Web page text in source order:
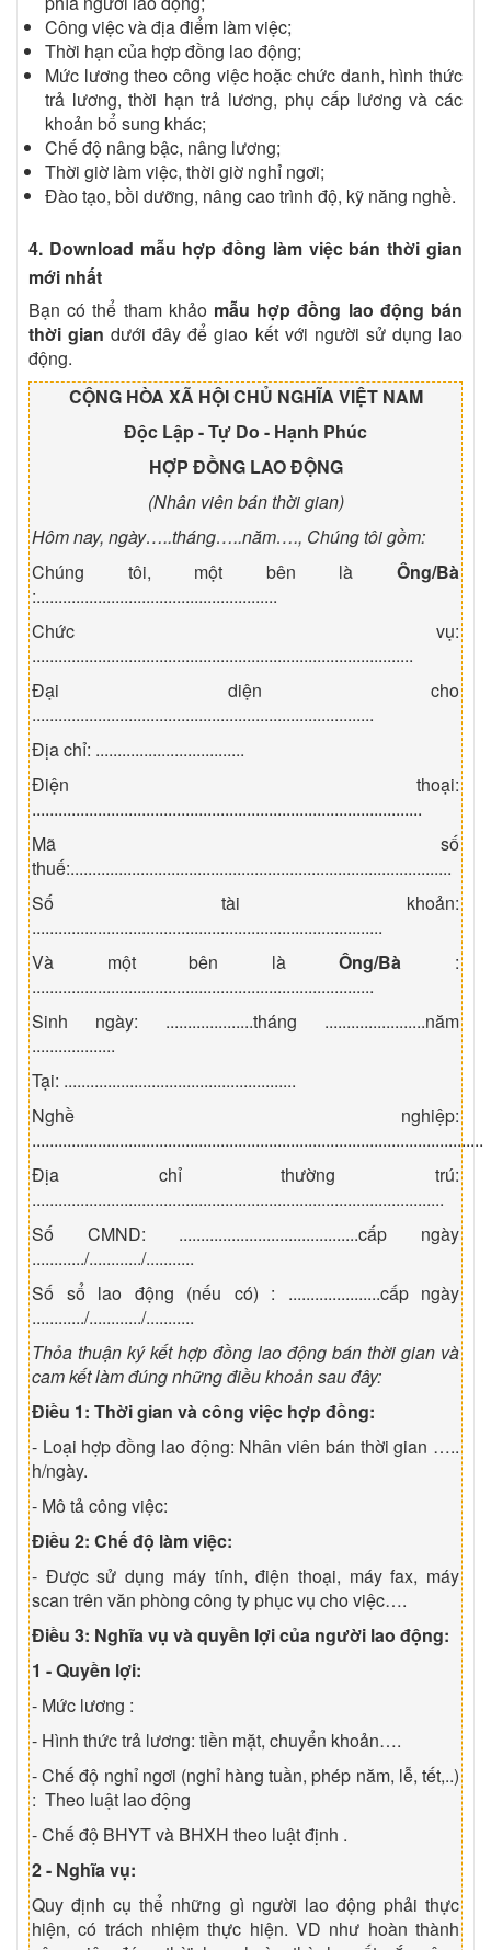
Công việc và địa điểm làm việc;
Thời hạn của hợp đồng lao động;
Mức lương theo công việc hoặc chức danh, hình thức
trả lương, thời hạn trả lương, phụ cấp lương và các
khoản bổ sung khác;
Chế độ nâng bậc, nâng lương;
Thời giờ làm việc, thời giờ nghỉ ngơi;
Đào tạo, bồi dưỡng, nâng cao trình độ, kỹ năng nghề.
4. Download mẫu hợp đồng làm việc bán thời gian
mới nhất
Bạn có thể tham khảo mẫu hợp đồng lao động bán
thời gian dưới đây để giao kết với người sử dụng lao
động.
CỘNG HÒA XÃ HỘI CHỦ NGHĨA VIỆT NAM
Độc Lập - Tự Do - Hạnh Phúc
HỢP ĐỒNG LAO ĐỘNG
(Nhân viên bán thời gian)
Hôm nay, ngày…..tháng…..năm…., Chúng tôi gồm:
Chúng tôi, một bên là Ông/Bà
:.......................................................
Chức vụ:
.......................................................................................
Đại diện cho
..............................................................................
Địa chỉ: ..................................
Điện thoại:
.........................................................................................
Mã số
thuế:.......................................................................................
Số tài khoản:
................................................................................
Và một bên làÔng/Bà :
..............................................................................
Sinh ngày: ....................tháng .......................năm
...................
Tại: .....................................................
Nghề nghiệp:
.......................................................................................................
Địa chỉ thường trú:
..............................................................................................
Số CMND: .........................................cấp ngày
............/............/...........
Số sổ lao động (nếu có) : .....................cấp ngày
............/............/...........
Thỏa thuận ký kết hợp đồng lao động bán thời gian và
cam kết làm đúng những điều khoản sau đây:
Điều 1: Thời gian và công việc hợp đồng:
- Loại hợp đồng lao động: Nhân viên bán thời gian …..
h/ngày.
- Mô tả công việc:
Điều 2: Chế độ làm việc:
- Được sử dụng máy tính, điện thoại, máy fax, máy
scan trên văn phòng công ty phục vụ cho việc….
Điều 3: Nghĩa vụ và quyền lợi của người lao động:
1 - Quyền lợi:
- Mức lương :
- Hình thức trả lương: tiền mặt, chuyển khoản….
- Chế độ nghỉ ngơi (nghỉ hàng tuần, phép năm, lễ, tết,..)
: Theo luật lao động
- Chế độ BHYT và BHXH theo luật định .
2 - Nghĩa vụ:
Quy định cụ thể những gì người lao động phải thực
hiện, có trách nhiệm thực hiện. VD như hoàn thành